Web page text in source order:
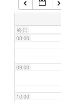
終日
07:00
08:00
09:00
10:00